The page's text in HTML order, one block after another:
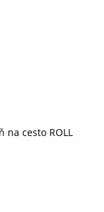
cesto ROLL